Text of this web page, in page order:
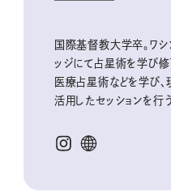
国際基督教大学卒。ワシ
ッジにて占星術を学び修
医療占星術などを学び
活用したセッションを行う